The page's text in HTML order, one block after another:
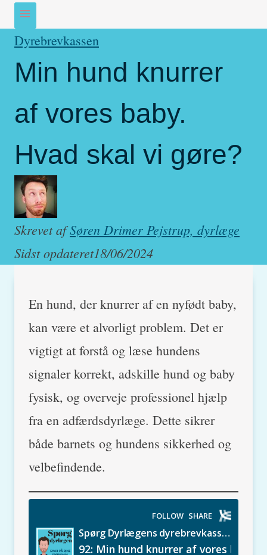
Dyrebrevkassen
Min hund knurrer
af vores baby.
Hvad skal vi gøre?
Skrevet afSøren Drimer Pejstrup, dyrlæge
Sidst opdateret18/06/2024
En hund, der knurrer af en nyfødt baby,
kan være et alvorligt problem. Det er
vigtigt at forstå og læse hundens
signaler korrekt, adskille hund og baby
fysisk, og overveje professionel hjælp
fra en adfærdsdyrlæge. Dette sikrer
både barnets og hundens sikkerhed og
velbefindende.